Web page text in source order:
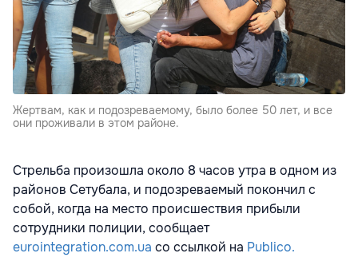
Жертвам, как и подозреваемому, было более 50 лет, и все
они проживали в этом районе.
Стрельба произошла около 8 часов утра в одном из
районов Сетубала, и подозреваемый покончил с
собой, когда на место происшествия прибыли
сотрудники полиции, сообщает
eurointegration.com.ua со ссылкой на Publico.